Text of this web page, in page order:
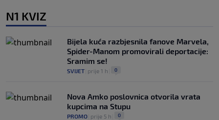
N1 KVIZ
Bijela kuća razbjesnila fanove Marvela,
Spider-Manom promovirali deportacije:
Sramim se!
SVIJET prije 1 h 0
Nova Amko poslovnica otvorila vrata
kupcima na Stupu
PROMO prije 5 h 0